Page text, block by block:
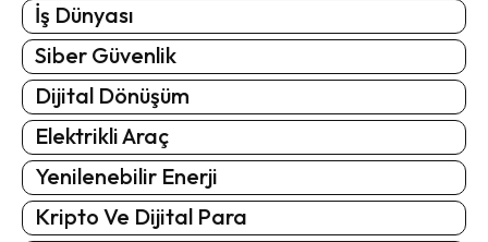
İş Dünyası
Siber Güvenlik
Dijital Dönüşüm
Elektrikli Araç
Yenilenebilir Enerji
Kripto Ve Dijital Para